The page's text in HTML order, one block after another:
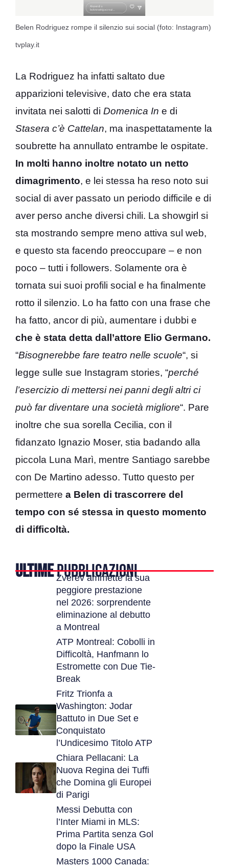
Belen Rodriguez rompe il silenzio sui social (foto: Instagram)
tvplay.it
La Rodriguez ha infatti saltato due
apparizioni televisive, dato che era stata
invitata nei salotti di Domenica In e di
Stasera c’è Cattelan, ma inaspettatamente la
soubrette ha annullato entrambe le ospitate.
In molti hanno inoltre notato un netto
dimagrimento, e lei stessa ha reso noto sui
social di aver passato un periodo difficile e di
aver perso anche diversi chili. La showgirl si
sta mostrando sempre meno attiva sul web,
e questo sta facendo preoccupare – e non
poco – tutti i followers. Solamente ora è
tornata sui suoi profili social e ha finalmente
rotto il silenzio. Lo ha fatto con una frase che
ha fatto, ancor di più, aumentare i dubbi e
che è stata detta dall’attore Elio Germano.
“Bisognerebbe fare teatro nelle scuole“, si
legge sulle sue Instagram stories, “perché
l’esercizio di mettersi nei panni degli altri ci
può far diventare una società migliore“. Pare
inoltre che sua sorella Cecilia, con il
fidanzato Ignazio Moser, stia badando alla
piccola Luna Marì, mentre Santiago sarebbe
con De Martino adesso. Tutto questo per
permettere a Belen di trascorrere del
tempo con sé stessa in questo momento
di difficoltà.
ULTIMEPUBBLICAZIONI
Zverev ammette la sua
peggiore prestazione
nel 2026: sorprendente
eliminazione al debutto
a Montreal
ATP Montreal: Cobolli in
Difficoltà, Hanfmann lo
Estromette con Due Tie-
Break
Fritz Trionfa a
Washington: Jodar
Battuto in Due Set e
Conquistato
l’Undicesimo Titolo ATP
Chiara Pellacani: La
Nuova Regina dei Tuffi
che Domina gli Europei
di Parigi
Messi Debutta con
l’Inter Miami in MLS:
Prima Partita senza Gol
dopo la Finale USA
Masters 1000 Canada: